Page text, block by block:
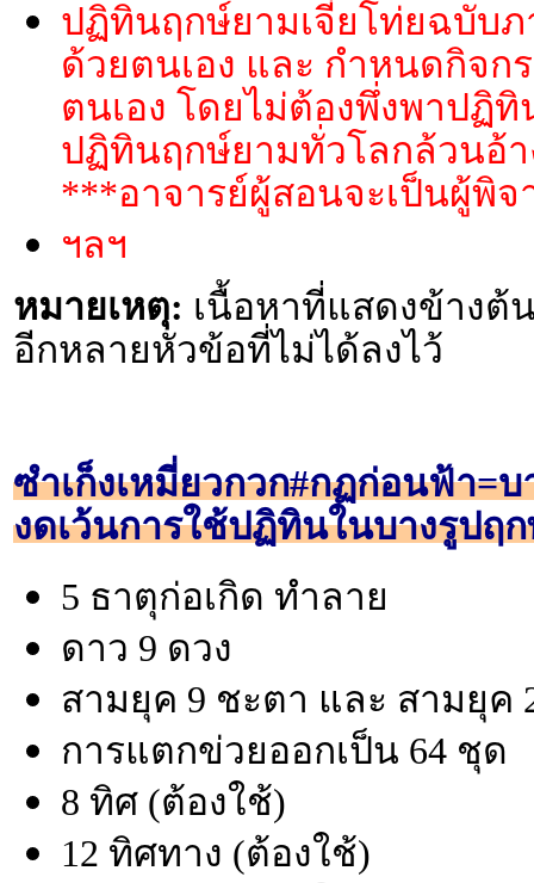
ปฏิทินฤกษ์ยามเจี่ยโท่ยฉบับ
ด้วยตนเอง และ กำหนดกิจก
ตนเอง โดยไม่ต้องพึ่งพาปฏิ
ปฏิทินฤกษ์ยามทั่วโลกล้วนอ้
***อาจารย์ผู้สอนจะเป็นผู้พิ
ฯลฯ
หมายเหตุ: เนื้อหาที่แสดงข้างต้
อีกหลายหัวข้อที่ไม่ได้ลงไว้
ซำเก็งเหมี่ยวกวก#กฏก่อนฟ้า=
งดเว้นการใช้ปฏิทินในบางรูปฤ
5 ธาตุก่อเกิด ทำลาย
ดาว 9 ดวง
สามยุค 9 ชะตา และ สามยุค
การแตกข่วยออกเป็น 64 ชุด
8 ทิศ (ต้องใช้)
12 ทิศทาง (ต้องใช้)